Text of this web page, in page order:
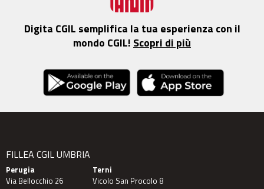
Digita CGIL semplifica la tua esperienza con il
mondo CGIL! Scopri di più
FILLEA CGIL UMBRIA
Perugia
Via Bellocchio 26
Terni
Vicolo San Procolo 8